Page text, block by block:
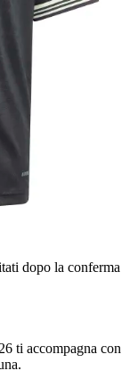
dopo la conferma
ti accompagna con